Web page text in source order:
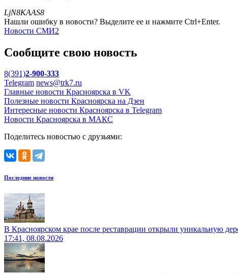
LjN8KAAS8
Нашли ошибку в новости? Выделите ее и нажмите Ctrl+Enter.
Новости СМИ2
Сообщите свою новость
8(391)2-900-333
Telegram news@trk7.ru
Главные новости Красноярска в VK
Полезные новости Красноярска на Дзен
Интересные новости Красноярска в Telegram
Новости Красноярска в МАКС
Поделитесь новостью с друзьями:
Последние новости
В Красноярском крае после реставрации открыли уникальную
17:41, 08.08.2026